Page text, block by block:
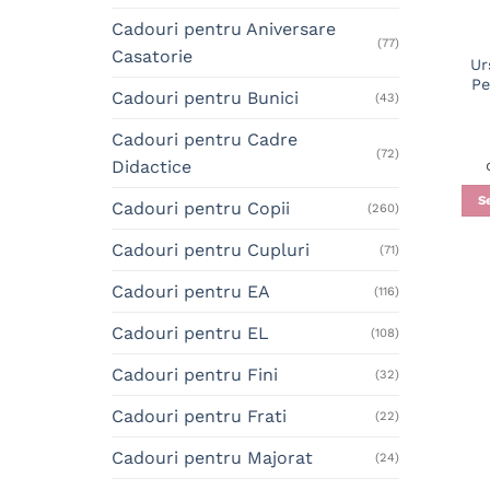
Cadouri pentru Aniversare
Casatorie
(77)
Cadouri pentru Bunici (43)
Cadouri pentru Cadre
Didactice
(72)
Cadouri pentru Copii (260)
Cadouri pentru Cupluri (71)
Cadouri pentru EA (116)
Cadouri pentru EL (108)
Cadouri pentru Fini (32)
Cadouri pentru Frati (22)
Cadouri pentru Majorat (24)